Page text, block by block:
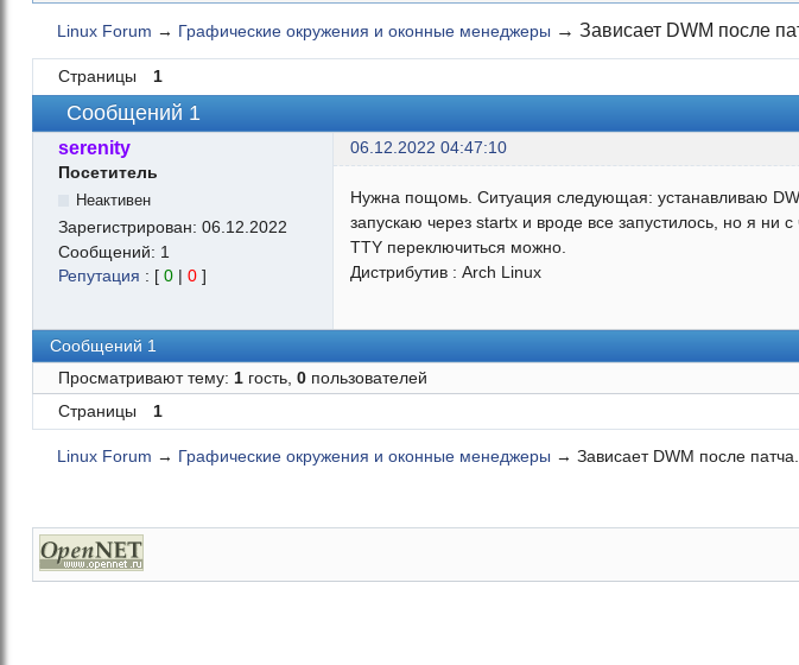
Linux Forum → Графические окружения и оконные менеджеры →Зависает DWM после
Страницы 1
Сообщений 1
serenity
06.12.2022 04:47:10
Посетитель
Неактивен
Зарегистрирован: 06.12.2022
Сообщений: 1
Репутация : [ 0| 0]
Нужна пощомь. Ситуация следующая: устанавливаю
запускаю через startx и вроде все запустилось, но я ни
TTY переключиться можно.
Дистрибутив : Arch Linux
Сообщений 1
Просматривают тему: 1гость, 0пользователей
Страницы
1
Linux Forum → Графические окружения и оконные менеджеры →Зависает DWM после патча.